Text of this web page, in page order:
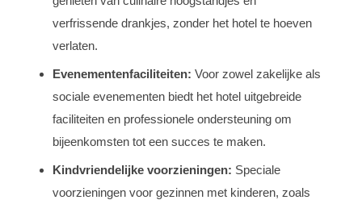
verfrissende drankjes, zonder het hotel te hoeven
verlaten.
Evenementenfaciliteiten: Voor zowel zakelijke als
sociale evenementen biedt het hotel uitgebreide
faciliteiten en professionele ondersteuning om
bijeenkomsten tot een succes te maken.
Kindvriendelijke voorzieningen: Speciale
voorzieningen voor gezinnen met kinderen, zoals